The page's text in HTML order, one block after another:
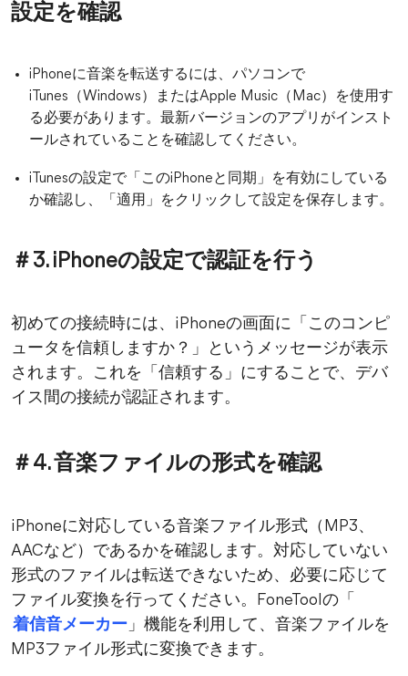
設定を確認
iPhoneに音楽を転送するには、パソコンで
iTunes（Windows）またはApple Music（Mac）を使用す
る必要があります。最新バージョンのアプリがインスト
ールされていることを確認してください。
iTunesの設定で「このiPhoneと同期」を有効にしている
か確認し、「適用」をクリックして設定を保存します。
＃3. iPhoneの設定で認証を行う
初めての接続時には、iPhoneの画面に「このコンピ
ュータを信頼しますか？」というメッセージが表示
されます。これを「信頼する」にすることで、デバ
イス間の接続が認証されます。
＃4. 音楽ファイルの形式を確認
iPhoneに対応している音楽ファイル形式（MP3、
AACなど）であるかを確認します。対応していない
形式のファイルは転送できないため、必要に応じて
ファイル変換を行ってください。FoneToolの「
着信音メーカー」機能を利用して、音楽ファイルを
MP3ファイル形式に変換できます。